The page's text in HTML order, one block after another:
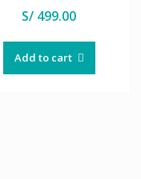
S/ 499.00
Add to cart